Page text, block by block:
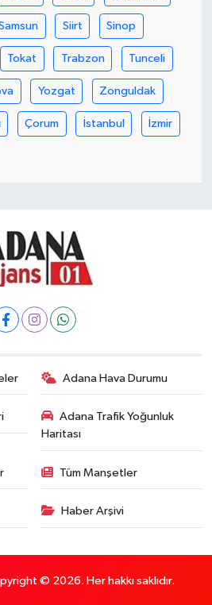
Siirt Sinop
Tokat Trabzon Tunceli
Yozgat Zonguldak
Çorum İstanbul İzmir
Adana Hava Durumu
Adana Trafik Yoğunluk
Haritası
Tüm Manşetler
Haber Arşivi
© 2026. Her hakkı saklıdır.